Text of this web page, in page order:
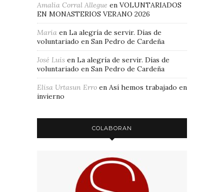
Amalia Corral Allegue en VOLUNTARIADOS
EN MONASTERIOS VERANO 2026
Maria en La alegría de servir. Días de
voluntariado en San Pedro de Cardeña
José Luis en La alegría de servir. Días de
voluntariado en San Pedro de Cardeña
Elisa Urtasun Erro en Así hemos trabajado en
invierno
COLABORAN